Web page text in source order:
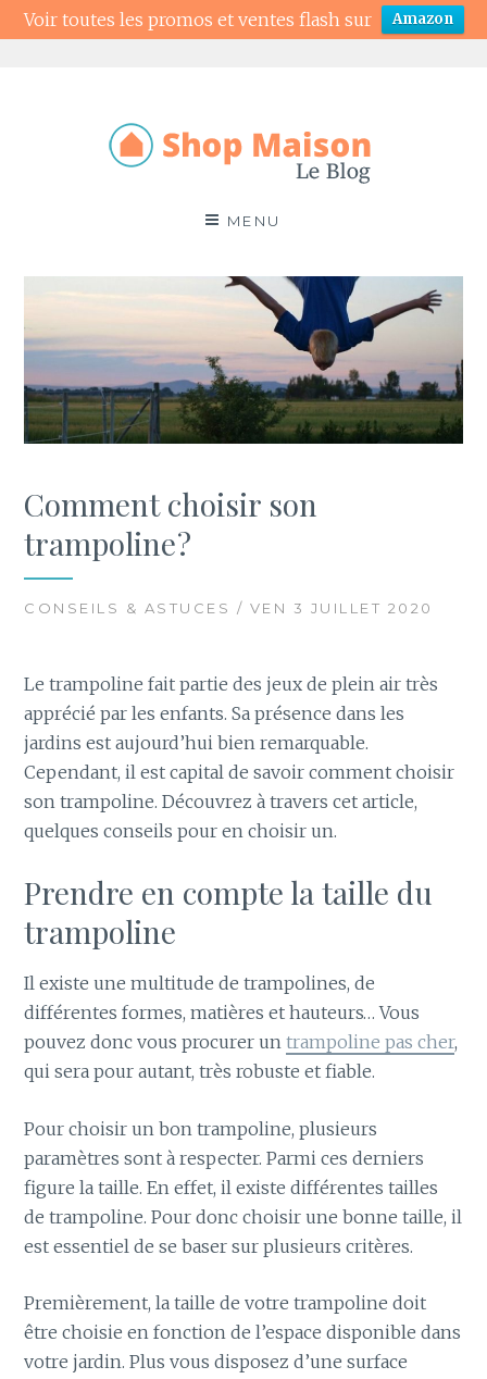
Voir toutes les promos et ventes flash sur Amazon
Blog Shop Maison
MENU
Comment choisir son
trampoline ?
CONSEILS & ASTUCES / VEN 3 JUILLET 2020
Le trampoline fait partie des jeux de plein air très
apprécié par les enfants. Sa présence dans les
jardins est aujourd’hui bien remarquable.
Cependant, il est capital de savoir comment choisir
son trampoline. Découvrez à travers cet article,
quelques conseils pour en choisir un.
Prendre en compte la taille du
trampoline
Il existe une multitude de trampolines, de
différentes formes, matières et hauteurs… Vous
pouvez donc vous procurer untrampoline pas cher,
qui sera pour autant, très robuste et fiable.
Pour choisir un bon trampoline, plusieurs
paramètres sont à respecter. Parmi ces derniers
figure la taille. En effet, il existe différentes tailles
de trampoline. Pour donc choisir une bonne taille, il
est essentiel de se baser sur plusieurs critères.
Premièrement, la taille de votre trampoline doit
être choisie en fonction de l’espace disponible dans
votre jardin. Plus vous disposez d’une surface